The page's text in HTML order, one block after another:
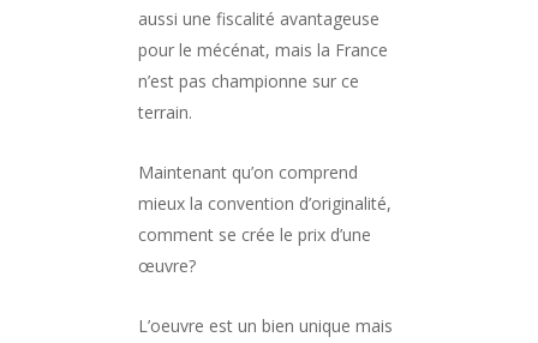
aussi une fiscalité avantageuse
pour le mécénat, mais la France
n’est pas championne sur ce
terrain.
Maintenant qu’on comprend
mieux la convention d’originalité,
comment se crée le prix d’une
œuvre?
L’oeuvre est un bien unique mais